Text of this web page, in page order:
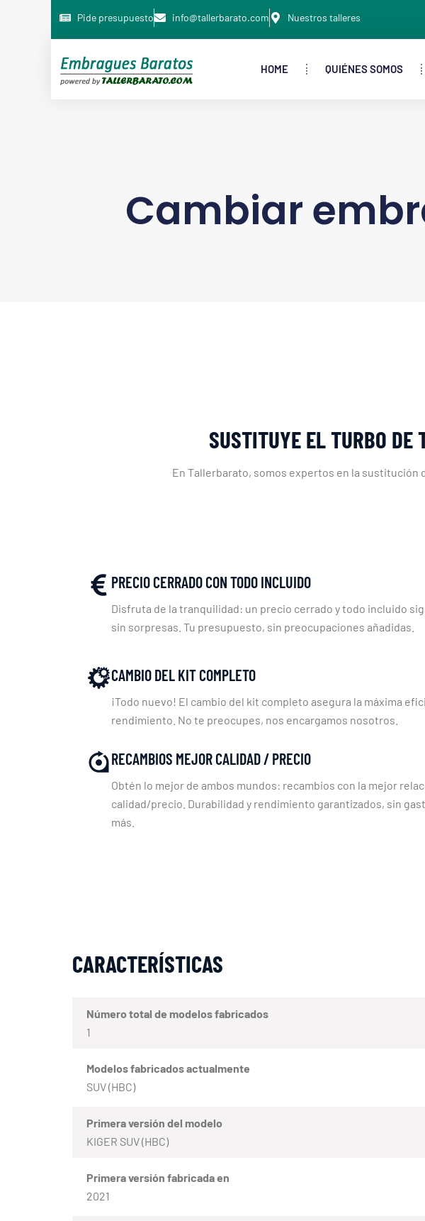
Pide presupuesto info@tallerbarato.com Nuestros talleres
HOME QUIÉNES SOMOS
Cambiar
SUSTITUYE EL TURBO DE
En Tallerbarato, somos expertos en la sustitución
PRECIO CERRADO CON TODO INCLUIDO
Disfruta de la tranquilidad: un precio cerrado y todo incluido
sin sorpresas. Tu presupuesto, sin preocupaciones añadidas.
CAMBIO DEL KIT COMPLETO
¡Todo nuevo! El cambio del kit completo asegura la máxima
rendimiento. No te preocupes, nos encargamos nosotros.
RECAMBIOS MEJOR CALIDAD / PRECIO
Obtén lo mejor de ambos mundos: recambios con la mejor
calidad/precio. Durabilidad y rendimiento garantizados, sin
más.
CARACTERÍSTICAS
Número total de modelos fabricados
1
Modelos fabricados actualmente
SUV (HBC)
Primera versión del modelo
KIGER SUV (HBC)
Primera versión fabricada en
2021